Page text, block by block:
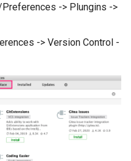
-> Plungins ->
-> Version Control -